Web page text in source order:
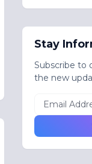
Stay
Subscribe to
the new